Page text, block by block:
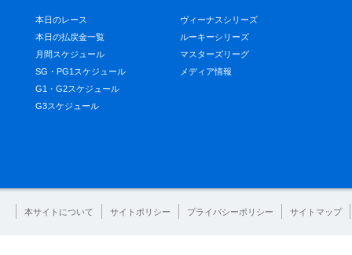
本日のレース
本日の払戻金一覧
月間スケジュール
SG・PG1スケジュール
G1・G2スケジュール
G3スケジュール
ヴィーナスシリーズ
ルーキーシリーズ
マスターズリーグ
メディア情報
本サイトについて サイトポリシー プライバシーポリシー サイトマップ